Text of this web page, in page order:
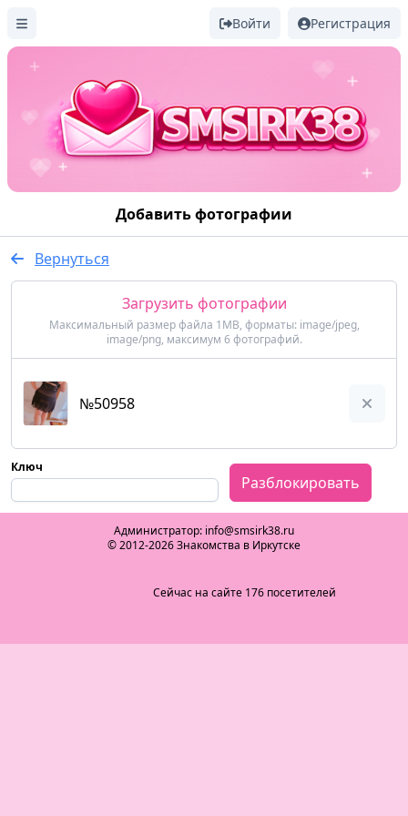
Войти Регистрация
Добавить фотографии
Вернуться
Загрузить фотографии
Максимальный размер файла 1MB, форматы: image/jpeg,
image/png, максимум 6 фотографий.
№50958
Ключ
Разблокировать
Администратор: info@smsirk38.ru
© 2012-2026 Знакомства в Иркутске
Сейчас на сайте 176 посетителей